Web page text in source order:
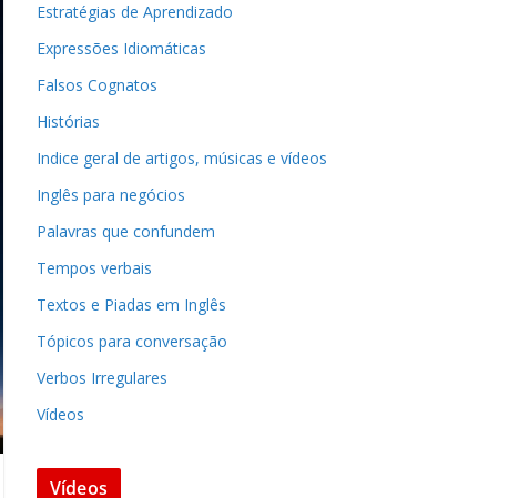
Estratégias de Aprendizado
Expressões Idiomáticas
Falsos Cognatos
Histórias
Indice geral de artigos, músicas e vídeos
Inglês para negócios
Palavras que confundem
Tempos verbais
Textos e Piadas em Inglês
Tópicos para conversação
Verbos Irregulares
Vídeos
Vídeos